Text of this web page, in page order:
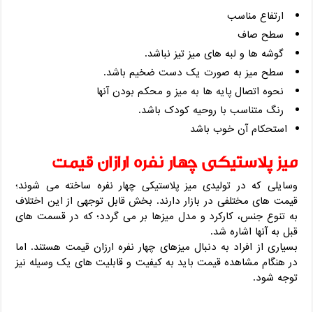
ارتفاع مناسب
سطح صاف
گوشه ها و لبه های میز تیز نباشد.
سطح میز به صورت یک دست ضخیم باشد.
نحوه اتصال پایه ها به میز و محکم بودن آنها
رنگ متناسب با روحیه کودک باشد.
استحکام آن خوب باشد
میز پلاستیکی چهار نفره ارازان قیمت
وسایلی که در تولیدی میز پلاستیکی چهار نفره ساخته می شوند؛
قیمت های مختلفی در بازار دارند. بخش قابل توجهی از این اختلاف
به تنوع جنس، کارکرد و مدل میزها بر می گردد؛ که در قسمت های
قبل به آنها اشاره شد.
بسیاری از افراد به دنبال میزهای چهار نفره ارزان قیمت هستند. اما
در هنگام مشاهده قیمت باید به کیفیت و قابلیت های یک وسیله نیز
توجه شود.